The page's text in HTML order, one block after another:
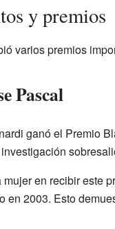
y premios
varios premios
Pascal
ganó el Premio
en recibir este
en 2003. Esto